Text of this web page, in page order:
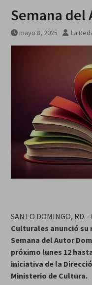
Semana del
mayo 8, 2025 La
SANTO DOMINGO, RD. –
Culturales anunció su
Semana del Autor
próximo lunes 12
iniciativa de la
Ministerio de Cultura.